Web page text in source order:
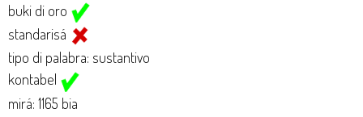
buki di oro
standarisá
tipo di palabra: sustantivo
kontabel
mirá: 1165 bia